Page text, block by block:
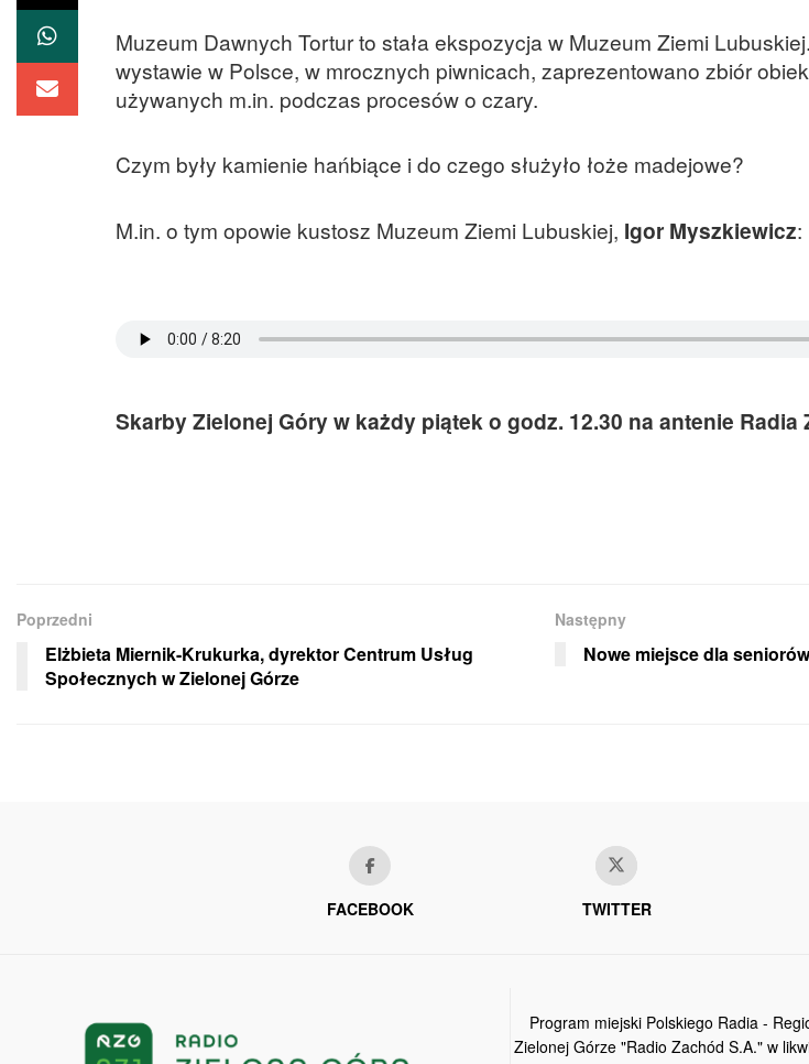
Muzeum Dawnych Tortur to stała ekspozycja w Muzeum Ziemi
wystawie w Polsce, w mrocznych piwnicach, zaprezentowano zbiór
używanych m.in. podczas procesów o czary.
Czym były kamienie hańbiące i do czego służyło łoże madejowe?
M.in. o tym opowie kustosz Muzeum Ziemi Lubuskiej, Igor Myszkiewicz:
Skarby Zielonej Góry w każdy piątek o godz. 12.30 na antenie Radia
Poprzedni
Elżbieta Miernik-Krukurka, dyrektor Centrum Usług
Społecznych w Zielonej Górze
Następny
Nowe miejsce dla
FACEBOOK TWITTER
Program miejski Polskiego Radia -
Zielonej Górze "Radio Zachód S.A." w